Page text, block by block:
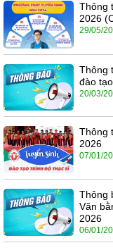
Thông
2026
29/05/
Thông
đào
20/03/
Thông
2026
07/01/
Thông
Văn
2026
06/01/